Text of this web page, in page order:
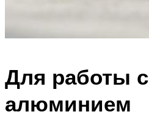
Для работы с
алюминием